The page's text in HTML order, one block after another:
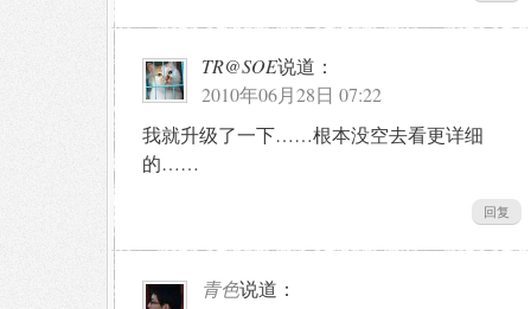
TR@SOE说道：
2010年06月28日 07:22
我就升级了一下……根本没空去看更详细
的……
回复
青色说道：